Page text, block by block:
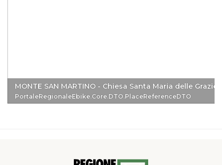
MONTE SAN MARTINO - Chiesa Santa Maria delle Grazie
PortaleRegionaleEbike.Core.DTO.PlaceReferenceDTO